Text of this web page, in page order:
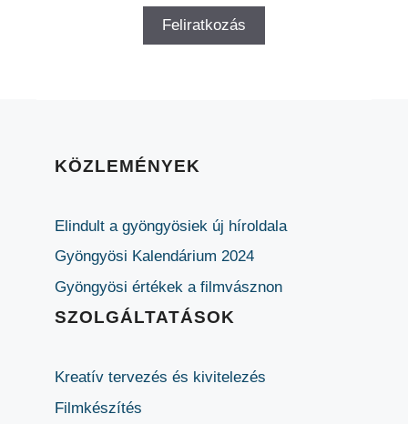
KÖZLEMÉNYEK
Elindult a gyöngyösiek új híroldala
Gyöngyösi Kalendárium 2024
Gyöngyösi értékek a filmvásznon
SZOLGÁLTATÁSOK
Kreatív tervezés és kivitelezés
Filmkészítés